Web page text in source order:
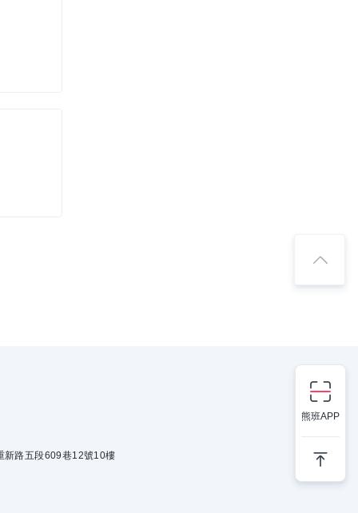
熊班APP
新路五段609巷12號10樓